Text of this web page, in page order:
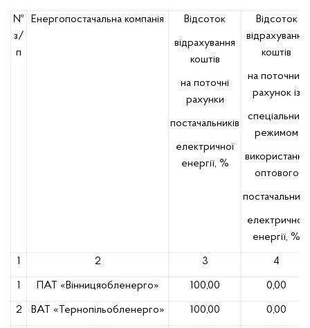
№
з/
п
Енергопостачальна компанія Відсоток
відрахування
коштів
на поточні
рахунки
постачальників
електричної
енергії, %
Відсоток
відрахування
коштів
на поточний
рахунок із
спеціальним
режимом
використання
оптового
постачальника
електричної
енергії, %
1 2 3 4
1 ПАТ «Вінницяобленерго» 100,00 0,00
2 ВАТ «Тернопільобленерго» 100,00 0,00